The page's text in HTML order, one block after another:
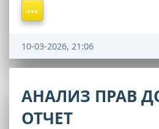
10-03-2026, 21:06
АНАЛИЗ ПРАВ
ОТЧЕТ